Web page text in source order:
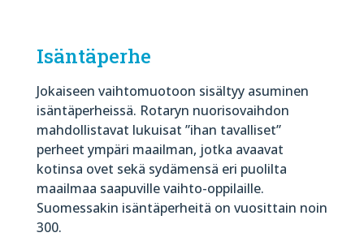
Isäntäperhe
Jokaiseen vaihtomuotoon sisältyy asuminen
isäntäperheissä. Rotaryn nuorisovaihdon
mahdollistavat lukuisat ”ihan tavalliset”
perheet ympäri maailman, jotka avaavat
kotinsa ovet sekä sydämensä eri puolilta
maailmaa saapuville vaihto-oppilaille.
Suomessakin isäntäperheitä on vuosittain noin
300.